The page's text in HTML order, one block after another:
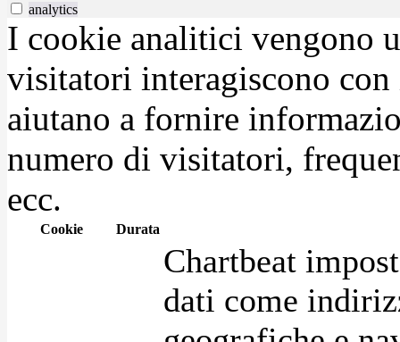
analytics
I cookie analitici vengono
visitatori interagiscono
aiutano a fornire
numero di visitatori,
ecc.
Cookie Durata
Chartbeat
dati come